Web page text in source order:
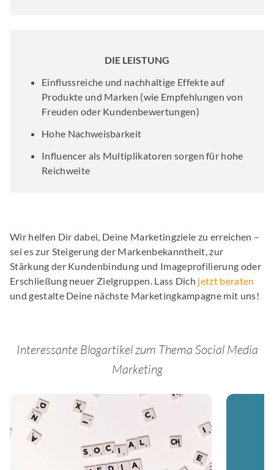
DIE LEISTUNG
Einflussreiche und nachhaltige Effekte auf
Produkte und Marken (wie Empfehlungen von
Freuden oder Kundenbewertungen)
Hohe Nachweisbarkeit
Influencer als Multiplikatoren sorgen für hohe
Reichweite
Wir helfen Dir dabei, Deine Marketingziele zu erreichen –
sei es zur Steigerung der Markenbekanntheit, zur
Stärkung der Kundenbindung und Imageprofilierung oder
Erschließung neuer Zielgruppen. Lass Dich jetzt beraten
und gestalte Deine nächste Marketingkampagne mit uns!
Interessante Blogartikel zum Thema Social Media
Marketing